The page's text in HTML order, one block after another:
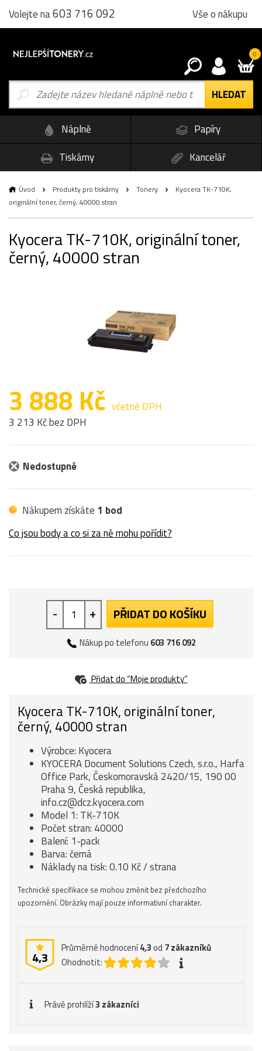
Volejte na603 716 092 Vše o nákupu
0
Náplně
Papíry
Tiskárny
Kancelář
Úvod Produkty pro tiskárny Tonery
Kyocera TK-710K,
originální toner, černý, 40000 stran
Kyocera TK-710K, originální toner,
černý, 40000 stran
3 888 Kč včetně DPH
3 213 Kč bez DPH
Nedostupné
Nákupem získáte 1 bod
Co jsou body a co si za ně mohu pořídit?
- + PŘIDAT DO KOŠÍKU
Nákup po telefonu 603 716 092
Přidat do “Moje produkty”
Kyocera TK-710K, originální toner,
černý, 40000 stran
Výrobce: Kyocera
KYOCERA Document Solutions Czech, s.r.o., Harfa
Office Park, Českomoravská 2420/15, 190 00
Praha 9, Česká republika,
info.cz@dcz.kyocera.com
Model 1: TK-710K
Počet stran: 40000
Balení: 1-pack
Barva: černá
Náklady na tisk: 0.10 Kč / strana
Technické specifikace se mohou změnit bez předchozího
upozornění. Obrázky mají pouze informativní charakter.
4,3
Průměrné hodnocení4,3od 7zákazníků
Ohodnotit:
Právě prohlíží3 zákazníci